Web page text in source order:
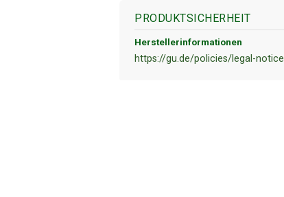
PRODUKTSICHERHEIT
Herstellerinformationen
https://gu.de/policies/legal-notice